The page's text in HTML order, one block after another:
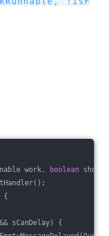
work, boolean
{
sCanDelay) {